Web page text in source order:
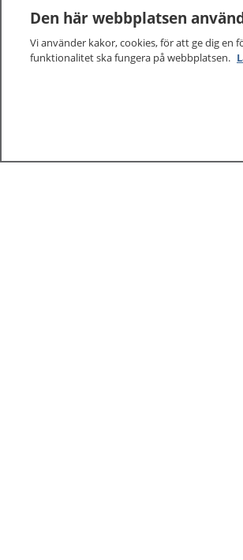
Den här webbplatsen
Vi använder kakor, cookies, för att ge dig
funktionalitet ska fungera på webbplatsen.